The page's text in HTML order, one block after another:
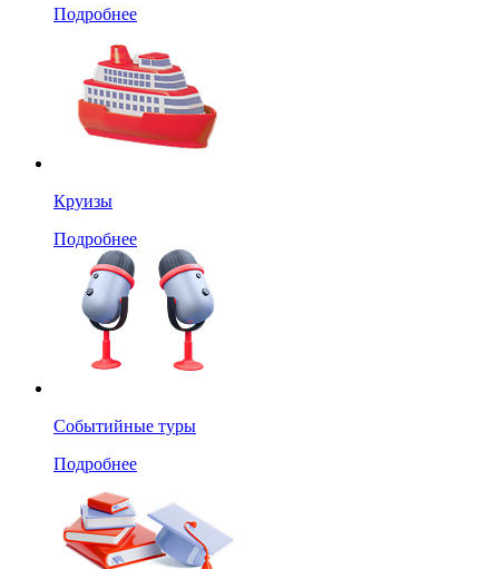
Подробнее
Круизы
Подробнее
Событийные туры
Подробнее